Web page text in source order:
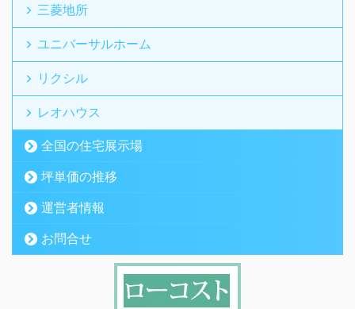
三菱地所
ユニバーサルホーム
リクシル
レオハウス
全国の住宅展示場
坪単価の推移
運営者情報
お問合せ